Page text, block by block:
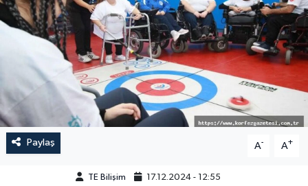
Paylaş A- A+
TE Bilişim 17.12.2024 - 12:55